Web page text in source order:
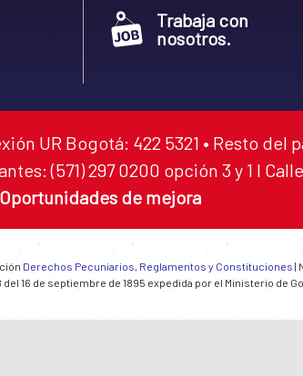
Trabaja con
nosotros.
UR Bogotá: 422 5321 • Resto del
(571) 297 0200 opción 3 y 1 I
Oportunidades de mejora
Derechos Pecuniarios, Reglamentos y Constituciones |
16 de septiembre de 1895 expedida por el Ministerio de